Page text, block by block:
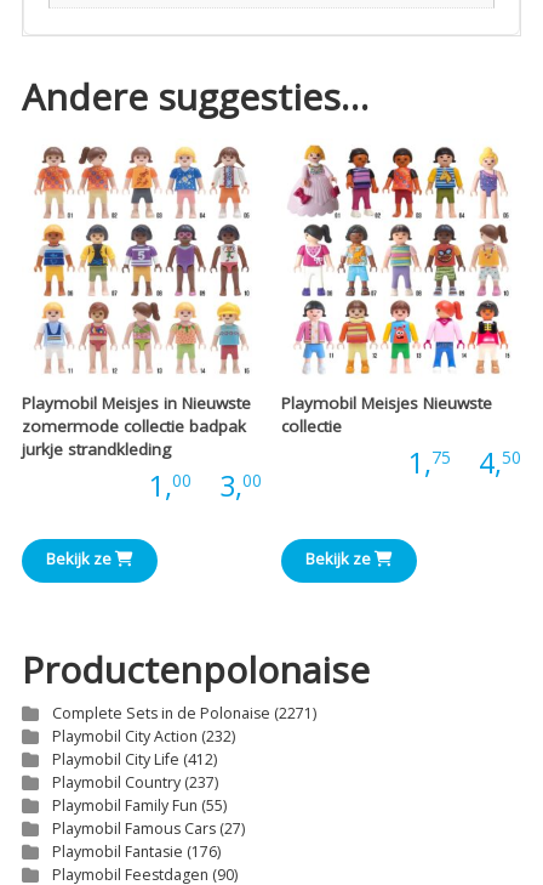
Andere suggesties…
Playmobil Meisjes in Nieuwste
zomermode collectie badpak
jurkje strandkleding
1,00 3,00Prijsklasse:
€1,00
tot
Bekijk ze
Playmobil Meisjes Nieuwste
collectie
1,75 4,50
Bekijk ze
Productenpolonaise
Complete Sets in de Polonaise (2271)
Playmobil City Action (232)
Playmobil City Life (412)
Playmobil Country (237)
Playmobil Family Fun (55)
Playmobil Famous Cars (27)
Playmobil Fantasie (176)
Playmobil Feestdagen (90)